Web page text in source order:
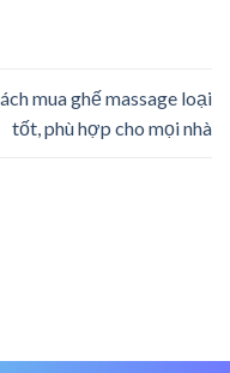
mua ghế massage loại
tốt, phù hợp cho mọi nhà